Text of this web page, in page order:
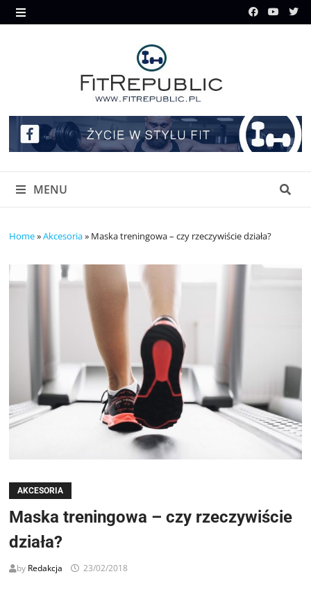
Skip
to
MENU
MENU
Home»Akcesoria» Maska treningowa – czy rzeczywiście działa?
AKCESORIA
Maska treningowa – czy rzeczywiście
działa?
by Redakcja 23/02/2018